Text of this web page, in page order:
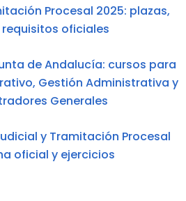
Procesal 2025: plazas,
oficiales
de Andalucía: cursos para
Gestión Administrativa y
Generales
y Tramitación Procesal
oficial y ejercicios